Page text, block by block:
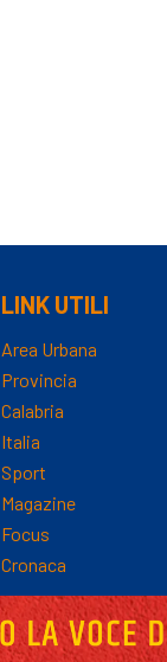
LINK UTILI
Area Urbana
Provincia
Calabria
Italia
Sport
Magazine
Focus
Cronaca